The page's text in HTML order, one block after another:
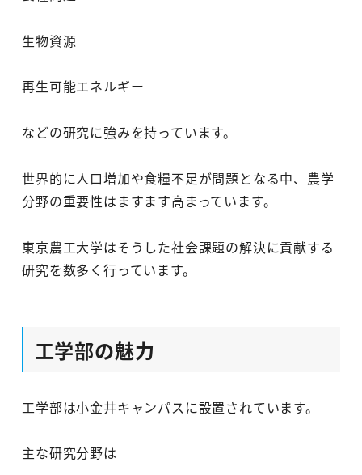
生物資源
再生可能エネルギー
などの研究に強みを持っています。
世界的に人口増加や食糧不足が問題となる中、農学
分野の重要性はますます高まっています。
東京農工大学はそうした社会課題の解決に貢献する
研究を数多く行っています。
工学部の魅力
工学部は小金井キャンパスに設置されています。
主な研究分野は